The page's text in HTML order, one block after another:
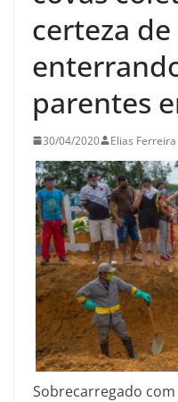
certeza
parentes
30/04/2020 Elias Ferreira
Sobrecarregado